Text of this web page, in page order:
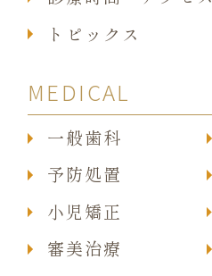
トピックス
MEDICAL
一般歯科
審美治療
予防処置
小児矯正